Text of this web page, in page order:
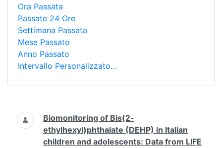
Ora Passata
Passate 24 Ore
Settimana Passata
Mese Passato
Anno Passato
Intervallo Personalizzato…
Ricerca
Biomonitoring of Bis(2-
ethylhexyl)phthalate (DEHP) in Italian
children and adolescents: Data from LIFE